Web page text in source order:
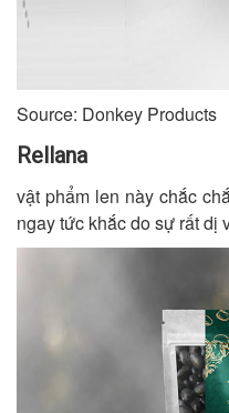
Source: Donkey Products
Rellana
vật phẩm len này chắc
ngay tức khắc do sự rất dị